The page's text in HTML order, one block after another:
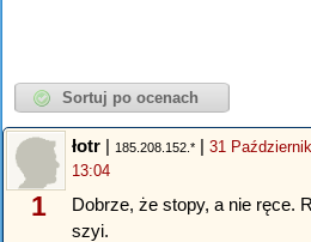
1
łotr | 185.208.152.* | 31
13:04
Dobrze, że stopy, a nie ręce.
szyi.